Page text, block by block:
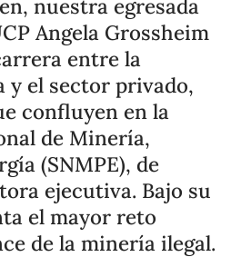
nuestra egresada
Angela Grossheim
entre la
y el sector privado,
confluyen en la
de Minería,
(SNMPE), de
ejecutiva. Bajo su
el mayor reto
de la minería ilegal.